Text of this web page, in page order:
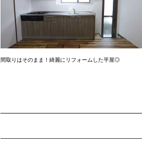
間取りはそのまま！綺麗にリフォームした平屋◎